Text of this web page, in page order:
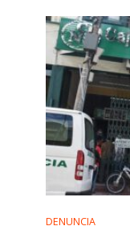
DENUNCIA